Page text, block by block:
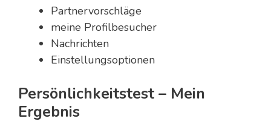
Partnervorschläge
meine Profilbesucher
Nachrichten
Einstellungsoptionen
Persönlichkeitstest – Mein
Ergebnis